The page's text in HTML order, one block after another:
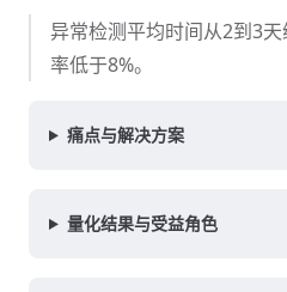
异常检测平均时间从2到3
率低于8%。
痛点与解决方案
量化结果与受益角色